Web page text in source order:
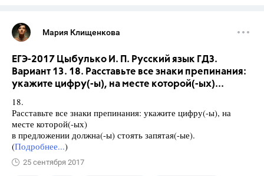
Мария Клищенкова
ЕГЭ-2017 Цыбулько И. П. Русский язык ГДЗ.
Вариант 13. 18. Расставьте все знаки препинания:
укажите цифру(-ы), на месте которой(-ых)...
18.
Расставьте все знаки препинания: укажите цифру(-ы), на
месте которой(-ых)
в предложении должна(-ы) стоять запятая(-ые).
(Подробнее...)
25 сентября 2017